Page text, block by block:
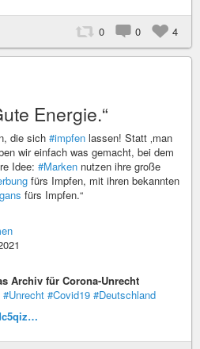
0 0 4
Energie.“
die sich #impfen lassen! Statt ‚man
wir einfach was gemacht, bei dem
Idee: #Marken nutzen ihre große
fürs Impfen, mit ihren bekannten
fürs Impfen.“
Archiv für Corona-Unrecht
#Unrecht #Covid19 #Deutschland